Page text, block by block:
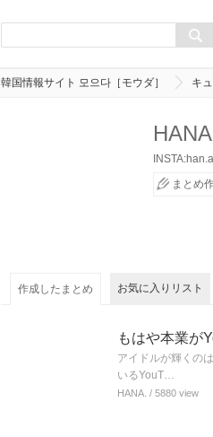
韓国情報サイト 모으다［モウダ］ キ
まとめ
作成したまとめ お気に入りリスト
もはや本業が
アイドルが輝くの
いるYouT…
HANA. / 5880 view